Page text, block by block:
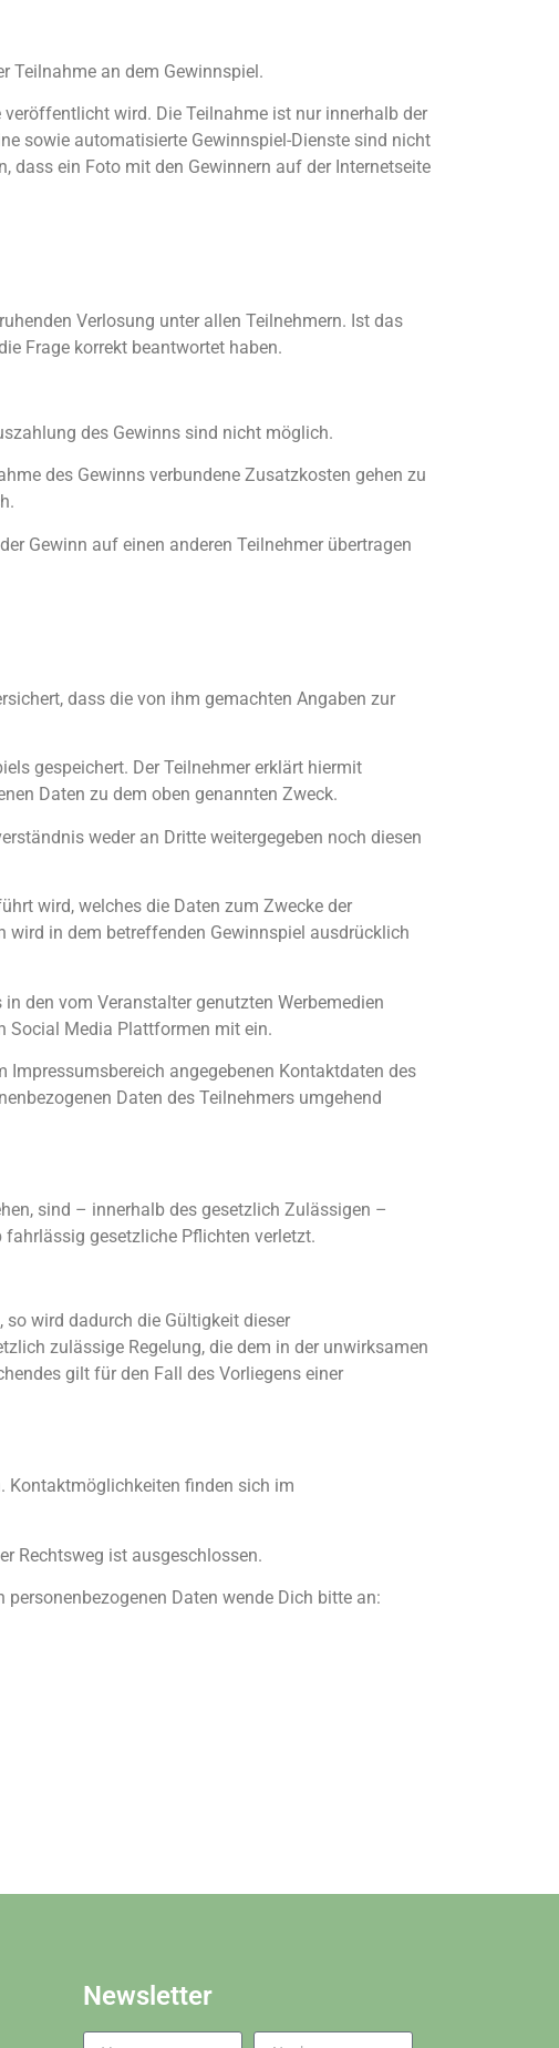
Teilnahme an dem Gewinnspiel.
wird. Die Teilnahme ist nur innerhalb der
sowie automatisierte Gewinnspiel-Dienste sind nicht
dass ein Foto mit den Gewinnern auf der Internetseite
Verlosung unter allen Teilnehmern. Ist das
Frage korrekt beantwortet haben.
des Gewinns sind nicht möglich.
des Gewinns verbundene Zusatzkosten gehen zu
Gewinn auf einen anderen Teilnehmer übertragen
dass die von ihm gemachten Angaben zur
gespeichert. Der Teilnehmer erklärt hiermit
Daten zu dem oben genannten Zweck.
weder an Dritte weitergegeben noch diesen
wird, welches die Daten zum Zwecke der
wird in dem betreffenden Gewinnspiel ausdrücklich
den vom Veranstalter genutzten Werbemedien
Social Media Plattformen mit ein.
angegebenen Kontaktdaten des
Daten des Teilnehmers umgehend
sind – innerhalb des gesetzlich Zulässigen –
gesetzliche Pflichten verletzt.
wird dadurch die Gültigkeit dieser
zulässige Regelung, die dem in der unwirksamen
gilt für den Fall des Vorliegens einer
Kontaktmöglichkeiten finden sich im
Rechtsweg ist ausgeschlossen.
Daten wende Dich bitte an:
Newsletter